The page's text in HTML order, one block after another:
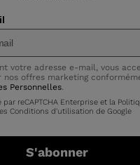
votre adresse e-mail, vous
nos offres marketing
Personnelles.
reCAPTCHA Enterprise et la
Conditions d'utilisation de Google
S'abonner